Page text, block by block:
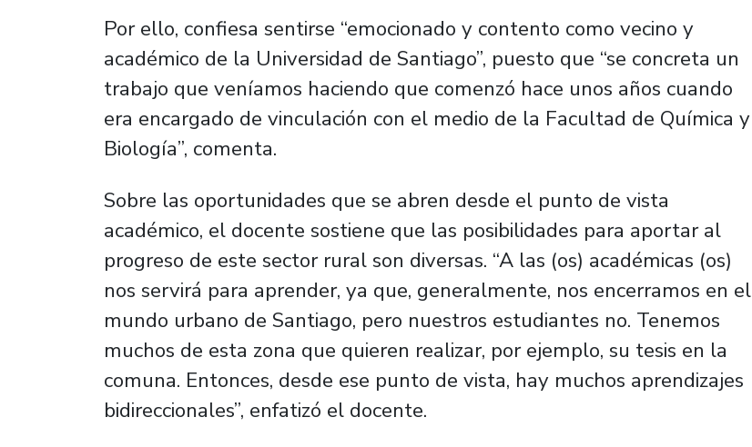
Por ello, confiesa sentirse “emocionado y contento como vecino y
académico de la Universidad de Santiago”, puesto que “se concreta un
trabajo que veníamos haciendo que comenzó hace unos años cuando
era encargado de vinculación con el medio de la Facultad de Química y
Biología”, comenta.
Sobre las oportunidades que se abren desde el punto de vista
académico, el docente sostiene que las posibilidades para aportar al
progreso de este sector rural son diversas. “A las (os) académicas (os)
nos servirá para aprender, ya que, generalmente, nos encerramos en el
mundo urbano de Santiago, pero nuestros estudiantes no. Tenemos
muchos de esta zona que quieren realizar, por ejemplo, su tesis en la
comuna. Entonces, desde ese punto de vista, hay muchos aprendizajes
bidireccionales”, enfatizó el docente.